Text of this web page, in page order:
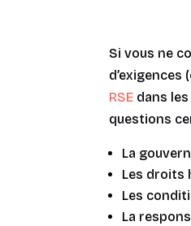
Si vous ne
RSE dans
questions
La
Les droits
Les
La